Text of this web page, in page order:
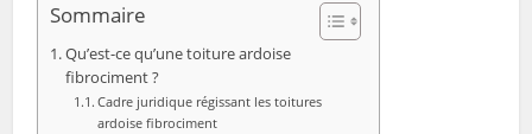
Sommaire
Qu’est-ce qu’une toiture ardoise
fibrociment ?
Cadre juridique régissant les toitures
ardoise fibrociment